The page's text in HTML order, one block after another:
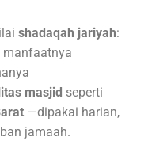
shadaqah jariyah:
manfaatnya
masjid seperti
—dipakai harian,
jamaah.